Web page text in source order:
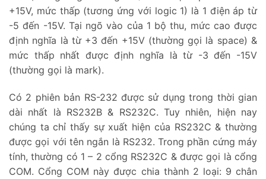
+15V, mức thấp (tương ứng với logic 1) là 1 điện áp từ
-5 đến -15V. Tại ngõ vào của 1 bộ thu, mức cao được
định nghĩa là từ +3 đến +15V (thường gọi là space) &
mức thấp nhất được định nghĩa là từ -3 đến -15V
(thường gọi là mark).
Có 2 phiên bản RS-232 được sử dụng trong thời gian
dài nhất là RS232B & RS232C. Tuy nhiên, hiện nay
chúng ta chỉ thấy sự xuất hiện của RS232C & thường
được gọi với tên ngắn là RS232. Trong phần cứng máy
tính, thường có 1 – 2 cổng RS232C & được gọi là cổng
COM. Cổng COM này được chia thành 2 loại: 9 chân